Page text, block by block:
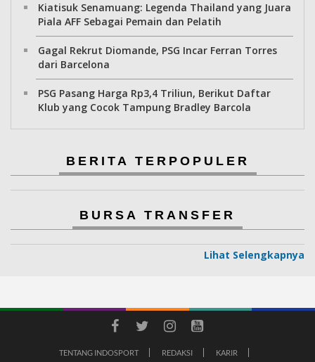
Kiatisuk Senamuang: Legenda Thailand yang Juara
Piala AFF Sebagai Pemain dan Pelatih
Gagal Rekrut Diomande, PSG Incar Ferran Torres
dari Barcelona
PSG Pasang Harga Rp3,4 Triliun, Berikut Daftar
Klub yang Cocok Tampung Bradley Barcola
BERITA TERPOPULER
BURSA TRANSFER
Lihat Selengkapnya
TENTANG INDOSPORT REDAKSI KARIR